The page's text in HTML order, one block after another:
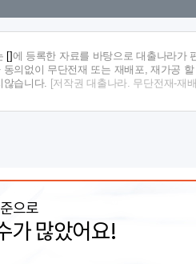
에 등록한 자료를 바탕으로 대출나라가
동의없이 무단전재 또는 재배포, 재가공
않습니다.
[저작권 대출나라. 무단전재-재배
으로
가 많았어요!